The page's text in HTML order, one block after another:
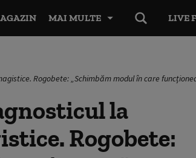
LIVE
MAI MULTE
Rogobete: „Schimbăm modul în care
la
Rogobete: